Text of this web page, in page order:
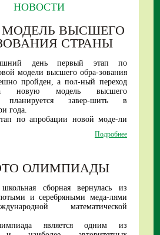
НОВОСТИ
ВЫСШЕГО
СТРАНЫ
день первый этап по
модели высшего обра-зования
пройден, а пол-ный переход
новую модель высшего
планируется завер-шить в
года.
по апробации новой моде-ли
проект вошли шесть ведущих
года в эксперименте
17 вузов.
вузов проекта в этому году
студентов уже только на новые
про-граммы.
модели высшего образо-вания
студента в один этап (быть
Подробнее
ОЛИМПИАДЫ
школьная сборная вернулась из
и серебряными меда-лями
математической
является одним из